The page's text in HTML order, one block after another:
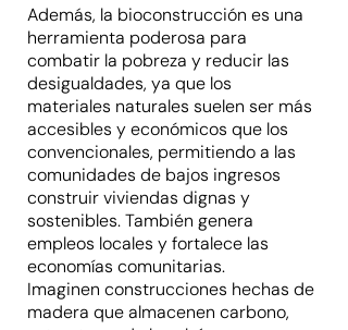
Además, la bioconstrucción es una
herramienta poderosa para
combatir la pobreza y reducir las
desigualdades, ya que los
materiales naturales suelen ser más
accesibles y económicos que los
convencionales, permitiendo a las
comunidades de bajos ingresos
construir viviendas dignas y
sostenibles. También genera
empleos locales y fortalece las
economías comunitarias.
Imaginen construcciones hechas de
madera que almacenen carbono,